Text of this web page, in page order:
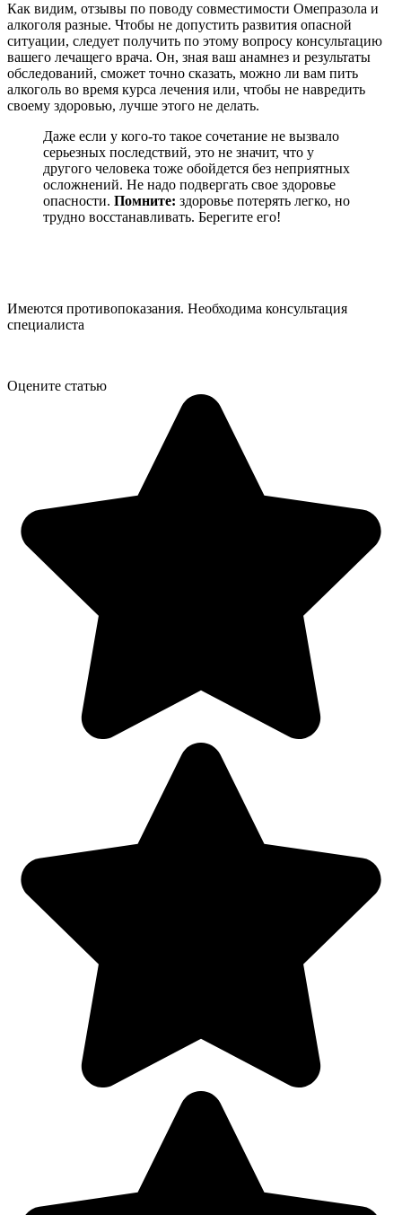
Как видим, отзывы по поводу совместимости Омепразола и
алкоголя разные. Чтобы не допустить развития опасной
ситуации, следует получить по этому вопросу консультацию
вашего лечащего врача. Он, зная ваш анамнез и результаты
обследований, сможет точно сказать, можно ли вам пить
алкоголь во время курса лечения или, чтобы не навредить
своему здоровью, лучше этого не делать.
Даже если у кого-то такое сочетание не вызвало
серьезных последствий, это не значит, что у
другого человека тоже обойдется без неприятных
осложнений. Не надо подвергать свое здоровье
опасности. Помните: здоровье потерять легко, но
трудно восстанавливать. Берегите его!
Имеются противопоказания. Необходима консультация
специалиста
Оцените статью